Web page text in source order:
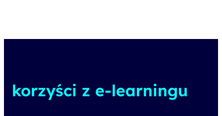
korzyści z e-learningu